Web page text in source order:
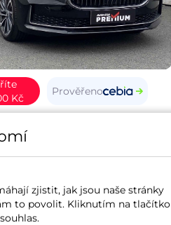
Kč
Prověřeno
Superb IV
v ČR zánovní vůz
zjistit, jak jsou naše stránky
to povolit. Kliknutím na tlačítko